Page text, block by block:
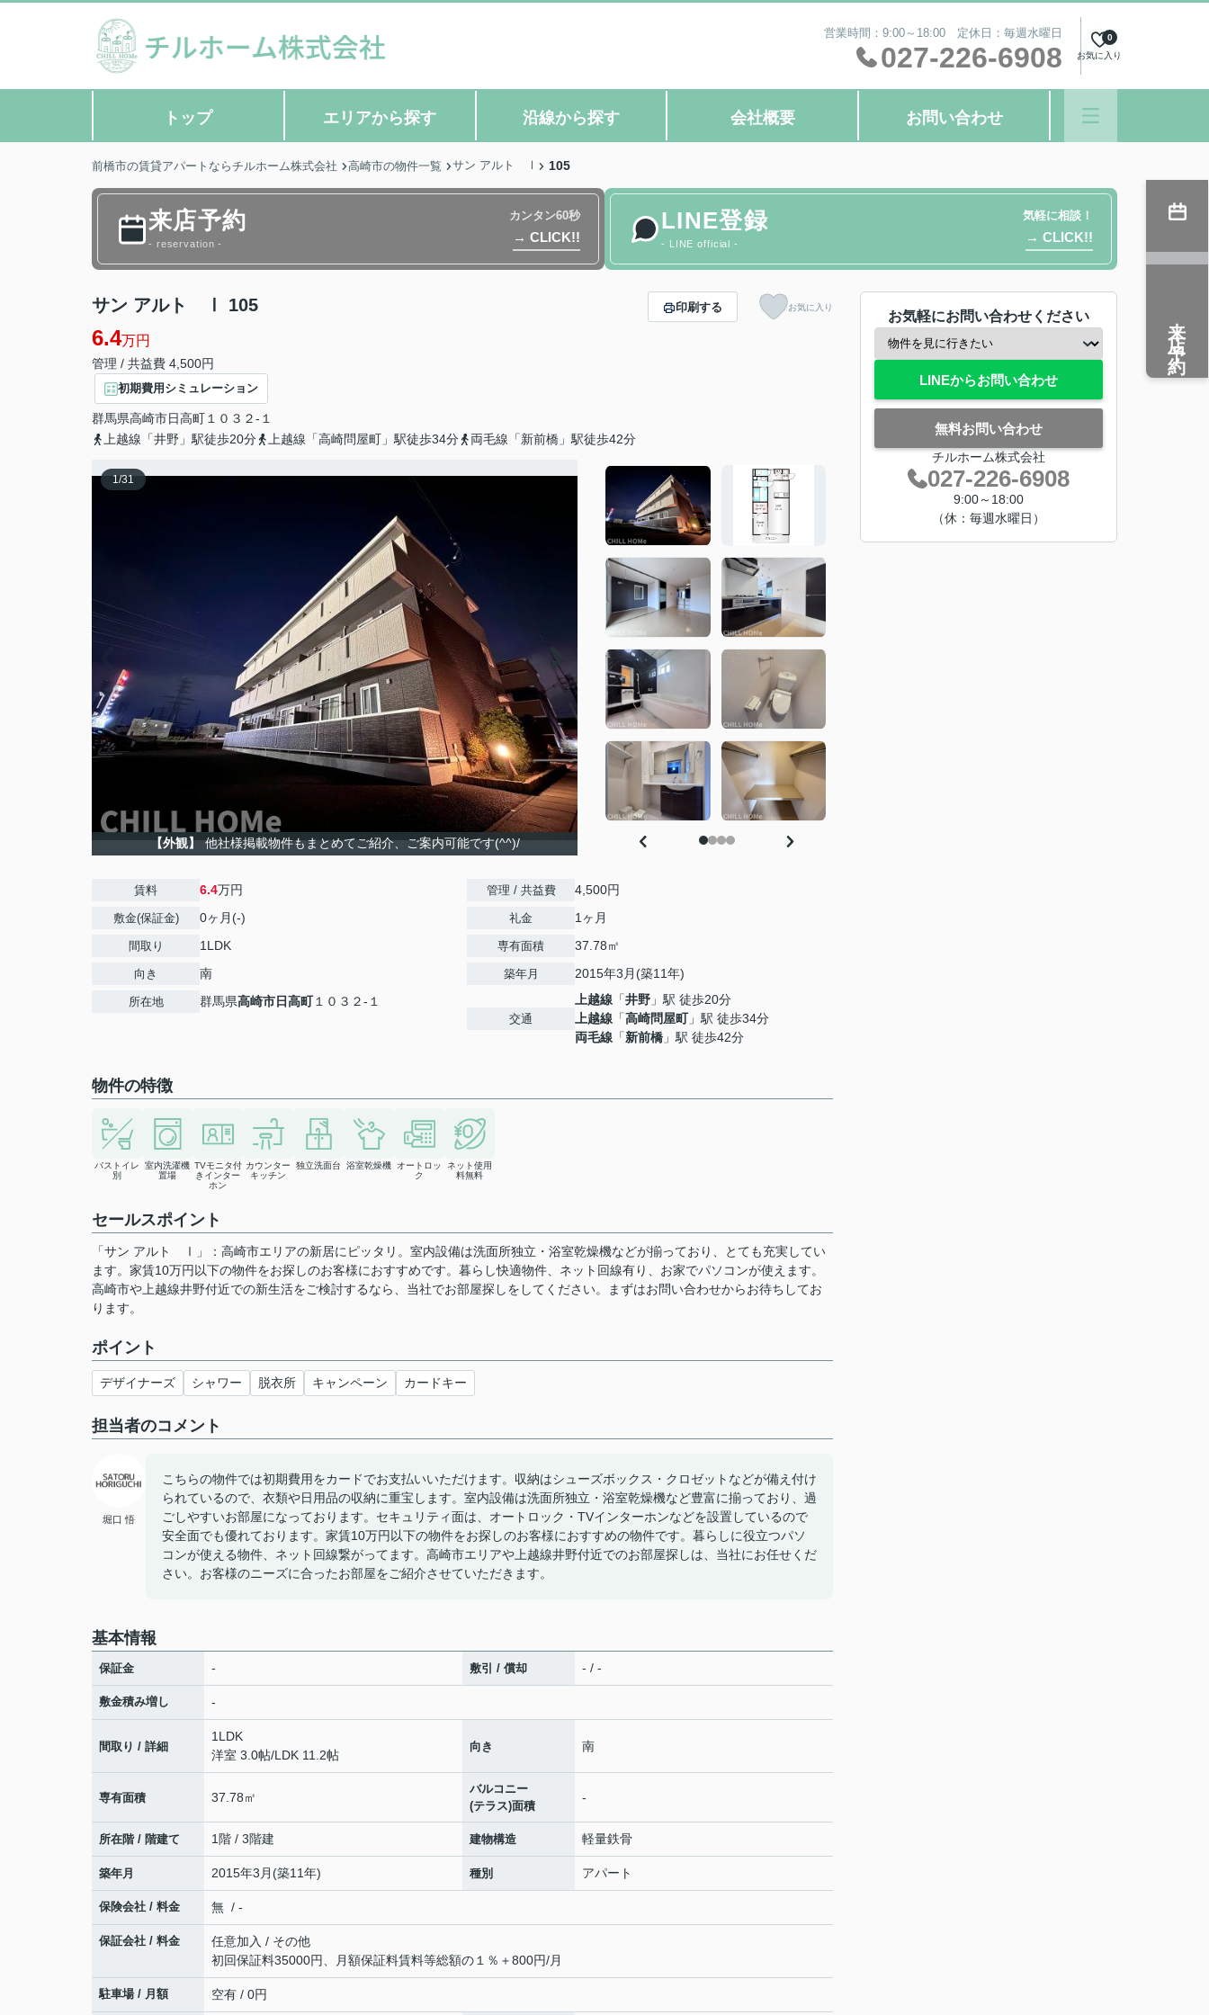
営業時間：9:00～18:00 定休日：毎週水曜日
027-226-6908 お気に入り
0
トップ エリアから探す 沿線から探す 会社概要 お問い合わせ
前橋市の賃貸アパートならチルホーム株式会社 高崎市の物件一覧 サン アルト Ⅰ 105
来店予約
- reservation -
カンタン60秒
→ CLICK!!
LINE登録
- LINE official -
気軽に相談！
→ CLICK!!
サン アルト Ⅰ 105
6.4万円
管理 / 共益費 4,500円
初期費用シミュレーション
群馬県高崎市日高町 １０３２-１
上越線「井野」駅徒歩20分
上越線「高崎問屋町」駅徒歩34分 両毛線「新前橋」駅徒歩42分
印刷する お気に入り
1/31
【外観】 他社様掲載物件もまとめてご紹介、ご案内可能です(^^)/
賃料 6.4万円
敷金(保証金) 0ヶ月(-)
間取り 1LDK
向き 南
所在地 群馬県高崎市日高町１０３２-１
管理 / 共益費 4,500円
礼金 1ヶ月
専有面積 37.78㎡
築年月 2015年3月(築11年)
交通
上越線 「井野 」駅 徒歩20分
上越線 「高崎問屋町」駅 徒歩34分
両毛線 「新前橋 」駅 徒歩42分
物件の特徴
バストイレ
別
室内洗濯機
置場
TVモニタ付
きインター
ホン
カウンター
キッチン
独立洗面台 浴室乾燥機
オートロッ
ク
ネット使用
料無料
セールスポイント
「サン アルト Ⅰ」：高崎市エリアの新居にピッタリ。室内設備は洗面所独立・浴室乾燥機などが揃っており、とても充実してい
ます。家賃10万円以下の物件をお探しのお客様におすすめです。暮らし快適物件、ネット回線有り、お家でパソコンが使えます。
高崎市や上越線井野付近での新生活をご検討するなら、当社でお部屋探しをしてください。まずはお問い合わせからお待ちしてお
ります。
ポイント
デザイナーズ シャワー 脱衣所 キャンペーン カードキー
担当者のコメント
堀口 悟
こちらの物件では初期費用をカードでお支払いいただけます。収納はシューズボックス・クロゼットなどが備え付け
られているので、衣類や日用品の収納に重宝します。室内設備は洗面所独立・浴室乾燥機など豊富に揃っており、過
ごしやすいお部屋になっております。セキュリティ面は、オートロック・TVインターホンなどを設置しているので
安全面でも優れております。家賃10万円以下の物件をお探しのお客様におすすめの物件です。暮らしに役立つパソ
コンが使える物件、ネット回線繋がってます。高崎市エリアや上越線井野付近でのお部屋探しは、当社にお任せくだ
さい。お客様のニーズに合ったお部屋をご紹介させていただきます。
基本情報
保証金 - 敷引 / 償却 - / -
敷金積み増し -
間取り / 詳細
1LDK
洋室 3.0帖/LDK 11.2帖
向き 南
専有面積 37.78㎡
バルコニー
(テラス)面積
-
所在階 / 階建て 1階 / 3階建 建物構造 軽量鉄骨
築年月 2015年3月(築11年) 種別 アパート
保険会社 / 料金 無 / -
保証会社 / 料金
任意加入 / その他
初回保証料35000円、月額保証料賃料等総額の１％＋800円/月
駐車場 / 月額 空有 / 0円
お気軽にお問い合わせください
LINEからお問い合わせ
無料お問い合わせ
チルホーム株式会社
027-226-6908
9:00～18:00
（休：毎週水曜日）
来店予約